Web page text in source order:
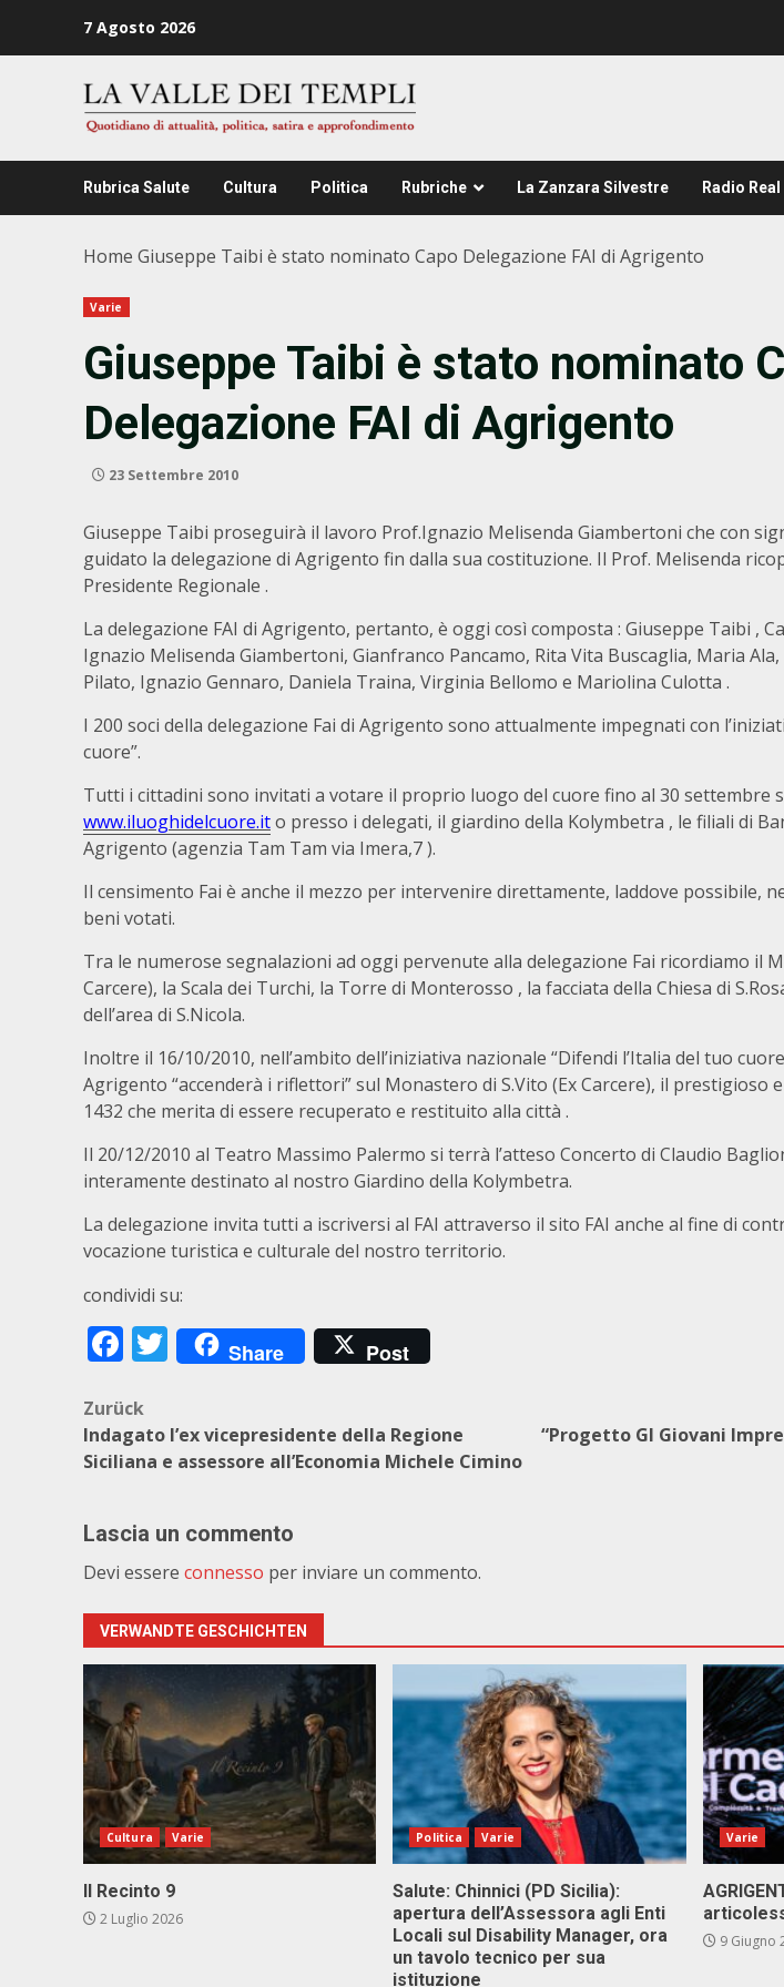
7 Agosto 2026
Rubrica Salute Cultura Politica Rubriche La Zanzara Silvestre Radio
Home Giuseppe Taibi è stato nominato Capo Delegazione FAI di Agrigento
Varie
Giuseppe Taibi è stato nominato
Delegazione FAI di Agrigento
23 Settembre 2010
Giuseppe Taibi proseguirà il lavoro Prof.Ignazio Melisenda Giambertoni che con
guidato la delegazione di Agrigento fin dalla sua costituzione. Il Prof. Melisenda
Presidente Regionale .
La delegazione FAI di Agrigento, pertanto, è oggi così composta : Giuseppe Taibi ,
Ignazio Melisenda Giambertoni, Gianfranco Pancamo, Rita Vita Buscaglia, Maria Ala,
Pilato, Ignazio Gennaro, Daniela Traina, Virginia Bellomo e Mariolina Culotta .
I 200 soci della delegazione Fai di Agrigento sono attualmente impegnati con
cuore”.
Tutti i cittadini sono invitati a votare il proprio luogo del cuore fino al 30 settembre
www.iluoghidelcuore.ito presso i delegati, il giardino della Kolymbetra , le filiali di
Agrigento (agenzia Tam Tam via Imera,7 ).
Il censimento Fai è anche il mezzo per intervenire direttamente, laddove possibile,
beni votati.
Tra le numerose segnalazioni ad oggi pervenute alla delegazione Fai ricordiamo il
Carcere), la Scala dei Turchi, la Torre di Monterosso , la facciata della Chiesa di
dell’area di S.Nicola.
Inoltre il 16/10/2010, nell’ambito dell’iniziativa nazionale “Difendi l’Italia del tuo
Agrigento “accenderà i riflettori” sul Monastero di S.Vito (Ex Carcere), il prestigioso
1432 che merita di essere recuperato e restituito alla città .
Il 20/12/2010 al Teatro Massimo Palermo si terrà l’atteso Concerto di Claudio
interamente destinato al nostro Giardino della Kolymbetra.
La delegazione invita tutti a iscriversi al FAI attraverso il sito FAI anche al fine di
vocazione turistica e culturale del nostro territorio.
condividi su:
Facebook
Twitter
Share Post
Beitragsnavigation
Zurück
Indagato l’ex vicepresidente della Regione
Siciliana e assessore all’Economia Michele Cimino
“Progetto GI Giovani
Lascia un commento
Devi essere connesso per inviare un commento.
VERWANDTE GESCHICHTEN
Cultura Varie
Il Recinto 9
2 Luglio 2026
Politica Varie
Salute: Chinnici (PD Sicilia):
apertura dell’Assessora agli Enti
Locali sul Disability Manager, ora
un tavolo tecnico per sua
istituzione
Varie
9 Giugno